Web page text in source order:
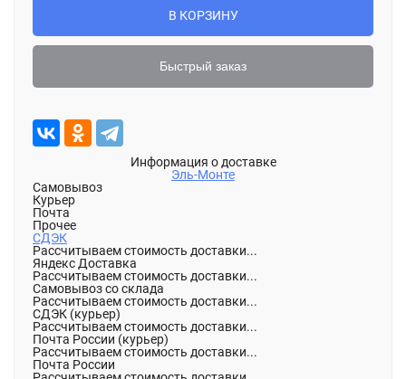
В КОРЗИНУ
Быстрый заказ
Информация о доставке
Эль-Монте
Самовывоз
Курьер
Почта
Прочее
СДЭК
Рассчитываем стоимость доставки...
Яндекс Доставка
Рассчитываем стоимость доставки...
Самовывоз со склада
Рассчитываем стоимость доставки...
СДЭК (курьер)
Рассчитываем стоимость доставки...
Почта России (курьер)
Рассчитываем стоимость доставки...
Почта России